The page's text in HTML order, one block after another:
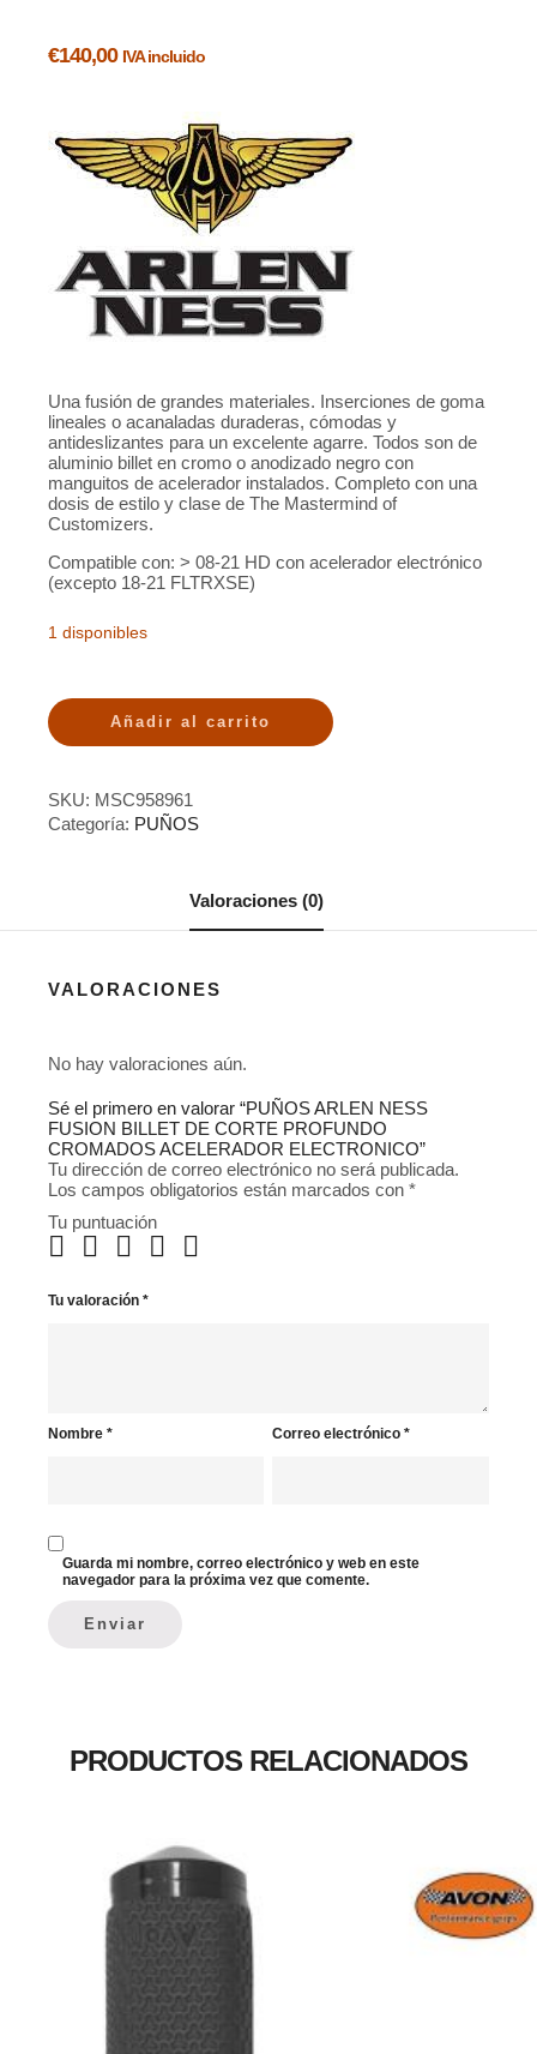
€140,00 IVA incluido
Una fusión de grandes materiales. Inserciones de goma
lineales o acanaladas duraderas, cómodas y
antideslizantes para un excelente agarre. Todos son de
aluminio billet en cromo o anodizado negro con
manguitos de acelerador instalados. Completo con una
dosis de estilo y clase de The Mastermind of
Customizers.
Compatible con: > 08-21 HD con acelerador electrónico
(excepto 18-21 FLTRXSE)
1 disponibles
Añadir al carrito
SKU: MSC958961
Categoría: PUÑOS
Valoraciones (0)
VALORACIONES
No hay valoraciones aún.
Sé el primero en valorar “PUÑOS ARLEN NESS
FUSION BILLET DE CORTE PROFUNDO
CROMADOS ACELERADOR ELECTRONICO”
Tu dirección de correo electrónico no será publicada.
Los campos obligatorios están marcados con *
Tu puntuación
Tu valoración *
Nombre * Correo electrónico*
Guarda mi nombre, correo electrónico y web en este
navegador para la próxima vez que comente.
PRODUCTOS RELACIONADOS